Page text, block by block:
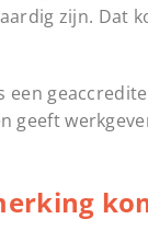
zijn. Dat
een
geeft